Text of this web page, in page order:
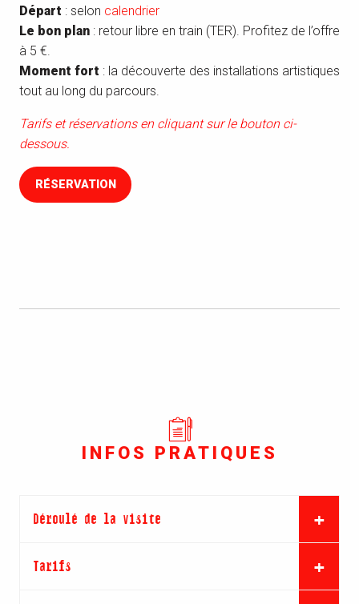
Départ : selon calendrier
Le bon plan : retour libre en train (TER). Profitez de l’offre
à 5 €.
Moment fort : la découverte des installations artistiques
tout au long du parcours.
Tarifs et réservations en cliquant sur le bouton ci-
dessous.
RÉSERVATION
INFOS PRATIQUES
Déroulé de la visite
Tarifs